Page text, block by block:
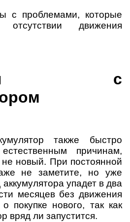
с проблемами, которые
движения
с
также быстро
причинам,
новый. При постоянной
не заметите, но уже
упадет в два
месяцев без движения
покупке нового, так как
вряд ли запустится.